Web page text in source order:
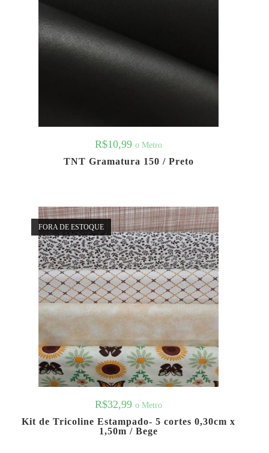
R$10,99 o Metro
TNT Gramatura 150 / Preto
FORA DE ESTOQUE
R$32,99 o Metro
Kit de Tricoline Estampado- 5 cortes 0,30cm x
1,50m / Bege